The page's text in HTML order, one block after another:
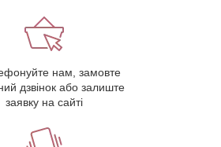
нам, замовте
дзвінок або залиште
заявку на сайті